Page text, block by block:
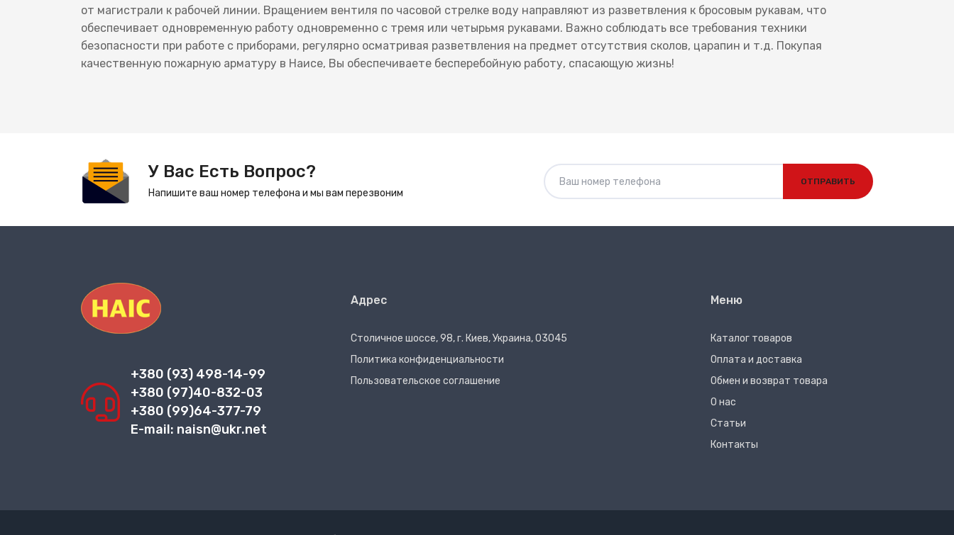
от магистрали к рабочей линии. Вращением вентиля по часовой стрелке воду направляют из разветвления к бросовым рукавам, что
обеспечивает одновременную работу одновременно с тремя или четырьмя рукавами. Важно соблюдать все требования техники
безопасности при работе с приборами, регулярно осматривая разветвления на предмет отсутствия сколов, царапин и т.д. Покупая
качественную пожарную арматуру в Наисе, Вы обеспечиваете бесперебойную работу, спасающую жизнь!
У Вас Есть Вопрос?
Напишите ваш номер телефона и мы вам перезвоним
ОТПРАВИТЬ
+380 (93) 498-14-99
+380 (97)40-832-03
+380 (99)64-377-79
E-mail: naisn@ukr.net
Адрес
Столичное шоссе, 98, г. Киев, Украина, 03045
Политика конфиденциальности
Пользовательское соглашение
Меню
Каталог товаров
Оплата и доставка
Обмен и возврат товара
О нас
Статьи
Контакты